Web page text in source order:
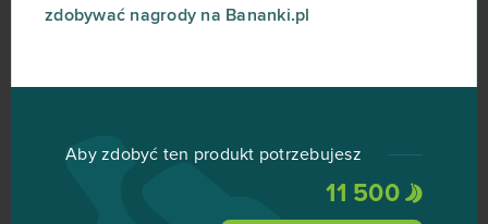
zdobywać nagrody na Bananki.pl
Aby zdobyć ten produkt potrzebujesz
11 500